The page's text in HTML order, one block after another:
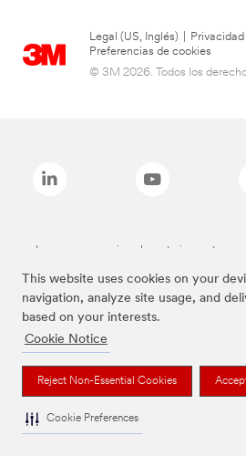
This website uses cookies on your
navigation, analyze site usage, and
based on your interests.
Cookie Notice
Reject Non-Essential Cookies
Cookie Preferences
Legal (US, Inglés)
Preferencias de cookies
© 3M 2026. Todos los
Las marcas mencionadas anteriormente son